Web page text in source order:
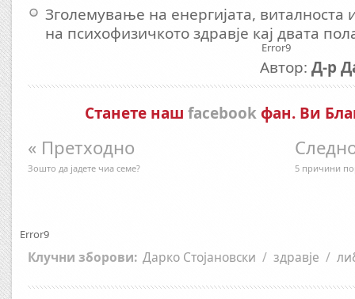
Зголемување на енергијата,
на психофизичкото здравје кај двата
Автор: Д-р
Станете наш facebookфан. Ви
« Претходно
Зошто да јадете чиа семе? 5 причини
Error9
Error9
Клучни зборови: Дарко Стојановски / здравје /